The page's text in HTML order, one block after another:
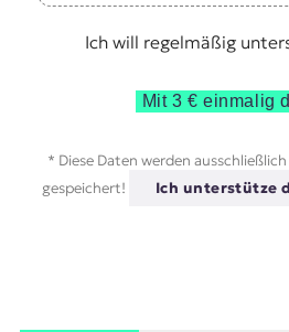
Ich will regelmäßig
Mit 3 € einmalig
* Diese Daten werden
gespeichert!
Ich unterstütze